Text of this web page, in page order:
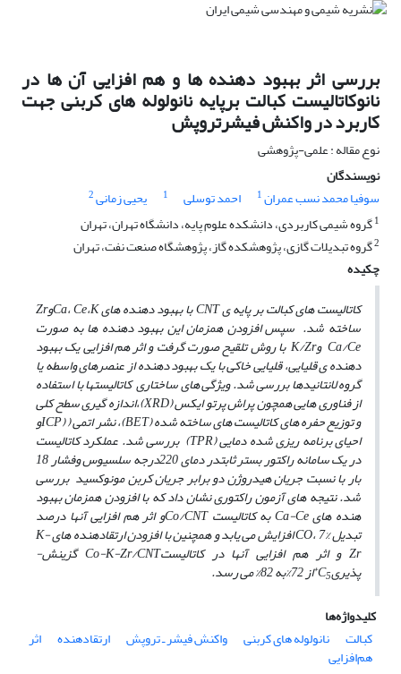
بررسی اثر بهبود دهنده ها و هم افزایی آن ها در
نانوکاتالیست کبالت برپایه نانولوله های کربنی جهت
کاربرد در واکنش فیشرتروپش
نوع مقاله : علمی-پژوهشی
نویسندگان
سوفیا محمد نسب عمران1 احمد توسلی 1 یحیی زمانی2
1گروه شیمی کاربردی، دانشکده علوم پایه، دانشگاه تهران، تهران
2گروه تبدیلات گازی، پژوهشکده گاز، پژوهشگاه صنعت نفت، تهران
چکیده
کاتالیست های کبالت بر پایه‏ یCNTبا بهبود دهنده ­های Ca،Ce،K وZr
ساخته شد. سپس افزودن همزماناین بهبود دهنده ­هابه صورت
Ca/Ce وK/Zr با روش تلقیح صورت گرفت و اثر هم ­افزایی یک بهبود
دهنده‏ ی قلیایی، قلیایی خاکی با یک بهبود دهنده از عنصرهای واسطه یا
گروه لانتانید­ها بررسی شد. ویژگی­ های ساختاری کاتالیست­ها با استفاده
از فناوری ‏هایی همچون پراش پرتو ایکس(
XRD
)،اندازه گیری سطح کلی
و توزیعحفره ­های کاتالیست­ های ساخته شده (BET)، نشر اتمی ((
ICPو
احیای برنامه ریزی شده دمایی (TPR) بررسی شد. عملکرد کاتالیست
در یک سامانه راکتور بستر ثابت در دمای 220درجه سلسیوس وفشار 18
بار با نسبت جریان هیدروژن دو برابر جریان کربن مونوکسید بررسی
شد. نتیجه ­های آزمون راکتوری نشان داد که با افزودن همزمان بهبود
هنده ­هایCa-Ceبه کاتالیستCo/CNTو اثر هم ­افزایی آن­ها درصد
تبدیل CO، 7% افزایش می­ یابد و همچنین با افزودن ارتقادهنده ­های K-
Zr و اثر هم ­افزایی آنهادر کاتالیستCo-K-Zr/CNTگزینش­
پذیری C5
+از 72%
به 82% می ­رسد.
کلیدواژه‌ها
کبالت
نانولوله های کربنی واکنش فیشر ـ تروپش ارتقادهنده اثر
هم‌افزایی